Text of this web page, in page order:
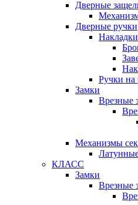
Дверные
Дверные ручки
Ручки на
Замки
Врезные
Механизмы
КЛАСС
Замки
Врезные